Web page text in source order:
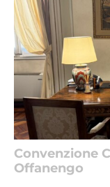
Convenzione
Offanengo